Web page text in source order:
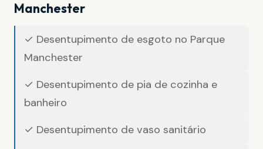
Manchester
✓ Desentupimento de esgoto no Parque
Manchester
✓ Desentupimento de pia de cozinha e
banheiro
✓ Desentupimento de vaso sanitário